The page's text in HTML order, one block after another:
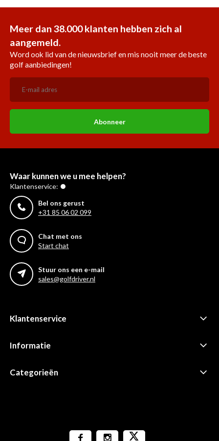
Meer dan 38.000 klanten hebben zich al
aangemeld.
Word ook lid van de nieuwsbrief en mis nooit meer de beste
golf aanbiedingen!
Abonneer
Waar kunnen we u mee helpen?
Klantenservice:
Bel ons gerust
+31 85 06 02 099
Chat met ons
Start chat
Stuur ons een e-mail
sales@golfdriver.nl
Klantenservice
Informatie
Categorieën